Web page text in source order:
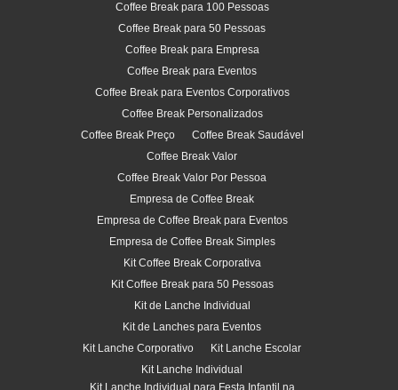
Coffee Break para 100 Pessoas
Coffee Break para 50 Pessoas
Coffee Break para Empresa
Coffee Break para Eventos
Coffee Break para Eventos Corporativos
Coffee Break Personalizados
Coffee Break Preço
Coffee Break Saudável
Coffee Break Valor
Coffee Break Valor Por Pessoa
Empresa de Coffee Break
Empresa de Coffee Break para Eventos
Empresa de Coffee Break Simples
Kit Coffee Break Corporativa
Kit Coffee Break para 50 Pessoas
Kit de Lanche Individual
Kit de Lanches para Eventos
Kit Lanche Corporativo
Kit Lanche Escolar
Kit Lanche Individual
Kit Lanche Individual para Festa Infantil na